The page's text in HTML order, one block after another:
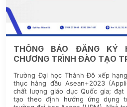
THÔNG BÁO ĐĂNG KÝ
CHƯƠNG TRÌNH ĐÀO TẠO
Trường Đại học Thành Đô xếp
thục hàng đầu Asean+2023
chất lượng giáo dục Quốc gia; đạt
tạo theo định hướng ứng dụng